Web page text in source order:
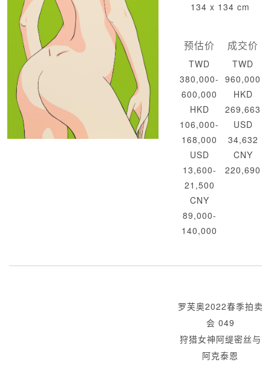
134 x 134 cm
预估价
TWD
380,000-
600,000
HKD
106,000-
168,000
USD
13,600-
21,500
CNY
89,000-
140,000
成交价
TWD
960,000
HKD
269,663
USD
34,632
CNY
220,690
罗芙奥2022春季拍卖
会 049
狩猎女神阿缇密丝与
阿克泰恩